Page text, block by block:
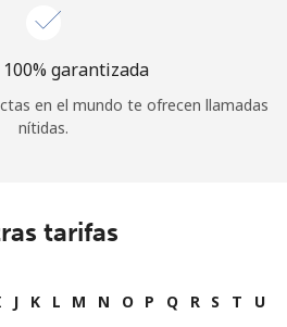
garantizada
en el mundo te ofrecen llamadas
nítidas.
tarifas
J K L M N O P Q R S T
U